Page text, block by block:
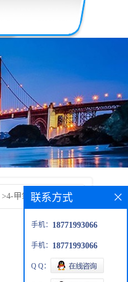
>4-甲氧基间苯二甲酸
联系方式
手机： 18771993066
手机： 18771993066
Q Q：